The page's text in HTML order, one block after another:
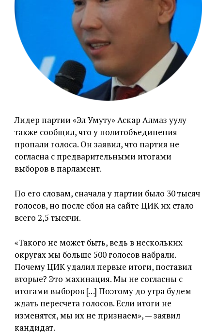
Лидер партии «Эл Умуту» Аскар Алмаз уулу
также сообщил, что у политобъединения
пропали голоса. Он заявил, что партия не
согласна с предварительными итогами
выборов в парламент.
По его словам, сначала у партии было 30 тысяч
голосов, но после сбоя на сайте ЦИК их стало
всего 2,5 тысячи.
«Такого не может быть, ведь в нескольких
округах мы больше 500 голосов набрали.
Почему ЦИК удалил первые итоги, поставил
вторые? Это махинация. Мы не согласны с
итогами выборов […] Поэтому до утра будем
ждать пересчета голосов. Если итоги не
изменятся, мы их не признаем», — заявил
кандидат.